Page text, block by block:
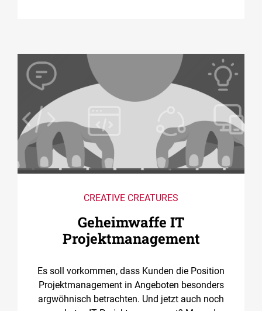
CREATIVE CREATURES
Geheimwaffe IT
Projektmanagement
Es soll vorkommen, dass Kunden die Position
Projektmanagement in Angeboten besonders
argwöhnisch betrachten. Und jetzt auch noch